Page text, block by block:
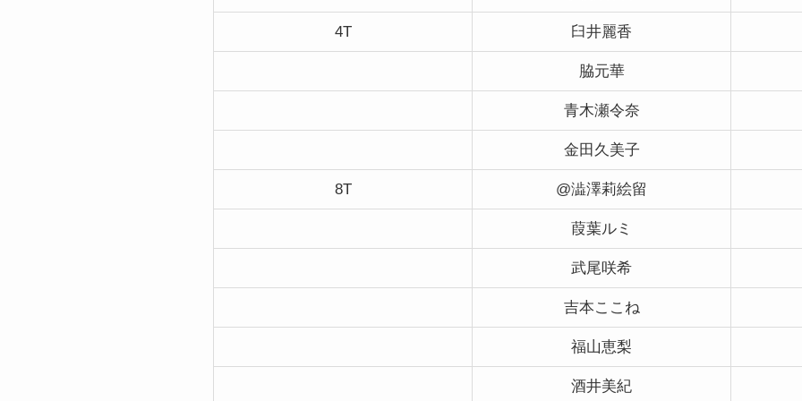
4T 臼井麗香
脇元華
青木瀬令奈
金田久美子
8T @澁澤莉絵留
葭葉ルミ
武尾咲希
吉本ここね
福山恵梨
酒井美紀